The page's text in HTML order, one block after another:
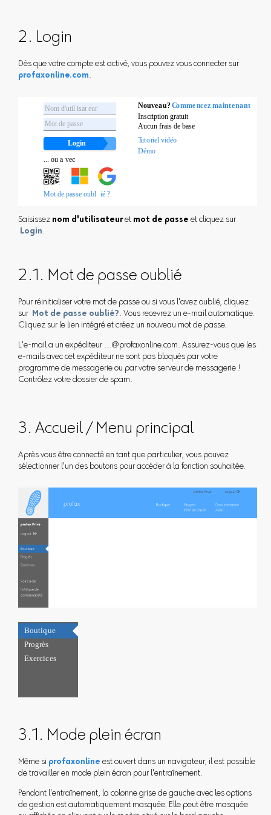
2. Login
Dès que votre compte est activé, vous pouvez vous connecter sur
profaxonline.com.
Saisissez nom d'utilisateuret mot de passe et cliquez sur
Login.
2.1. Mot de passe oublié
Pour réinitialiser votre mot de passe ou si vous l'avez oublié, cliquez
sur
Mot de passe oublié?. Vous recevrez un e-mail automatique.
Cliquez sur le lien intégré et créez un nouveau mot de passe.
L'e-mail a un expéditeur ...@profaxonline.com. Assurez-vous que les
e-mails avec cet expéditeur ne sont pas bloqués par votre
programme de messagerie ou par votre serveur de messagerie !
Contrôlez votre dossier de spam.
3. Accueil / Menu principal
Après vous être connecté en tant que particulier, vous pouvez
sélectionner l'un des boutons pour accéder à la fonction souhaitée.
3.1. Mode plein écran
Même si profaxonline est ouvert dans un navigateur, il est possible
de travailler en mode plein écran pour l'entraînement.
Pendant l'entraînement, la colonne grise de gauche avec les options
de gestion est automatiquement masquée. Elle peut être masquée